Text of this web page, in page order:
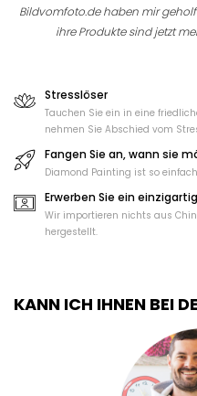
Bildvomfoto.de haben mir
ihre Produkte sind jetzt
Stresslöser
Tauchen Sie ein in eine
nehmen Sie Abschied vom
Fangen Sie an, wann sie
Diamond Painting ist so
Erwerben Sie ein
Wir importieren nichts aus
hergestellt.
KANN ICH IHNEN BEI